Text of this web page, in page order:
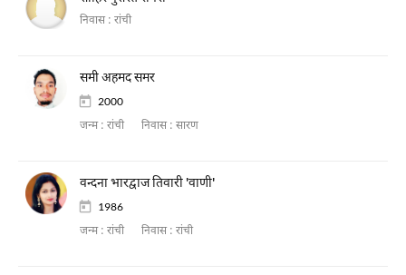
निवास : रांची
समी अहमद समर
2000
जन्म : रांची निवास : सारण
वन्दना भारद्वाज तिवारी 'वाणी'
1986
जन्म : रांची निवास : रांची